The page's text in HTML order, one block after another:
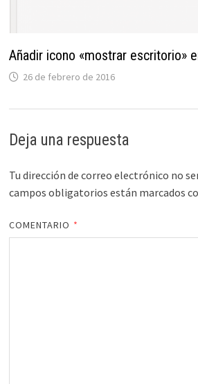
Añadir icono «mostrar escritorio»
26 de febrero de 2016
Deja una respuesta
Tu dirección de correo electrónico no
campos obligatorios están marcados
COMENTARIO *